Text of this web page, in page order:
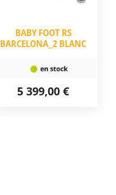
BABY FOOT RS
BARCELONA_2 BLANC
5 399,00 €